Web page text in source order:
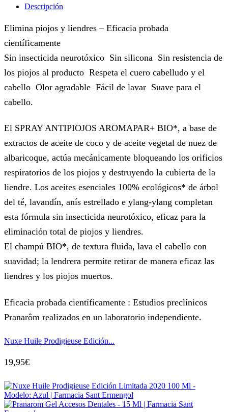
Descripción
Elimina piojos y liendres – Eficacia probada
científicamente
Sin insecticida neurotóxico  Sin silicona  Sin resistencia de
los piojos al producto  Respeta el cuero cabelludo y el
cabello  Olor agradable  Fácil de lavar  Suave para el
cabello.
El SPRAY ANTIPIOJOS AROMAPAR+ BIO*, a base de
extractos de aceite de coco y de aceite vegetal de nuez de
albaricoque, actúa mecánicamente bloqueando los orificios
respiratorios de los piojos y destruyendo la cubierta de la
liendre. Los aceites esenciales 100% ecológicos* de árbol
del té, lavandín, anís estrellado e ylang-ylang completan
esta fórmula sin insecticida neurotóxico, eficaz para la
eliminación total de piojos y liendres.
El champú BIO*, de textura fluida, lava el cabello con
suavidad; la lendrera permite retirar de manera eficaz las
liendres y los piojos muertos.
Eficacia probada científicamente : Estudios preclínicos
Pranarôm realizados en un laboratorio independiente.
Nuxe Huile Prodigieuse Edición...
19,95€